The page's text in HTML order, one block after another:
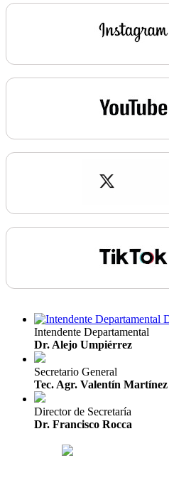
Intendente Departamental
Dr. Alejo Umpiérrez
Secretario General
Tec. Agr. Valentín Martínez
Director de Secretaría
Dr. Francisco Rocca